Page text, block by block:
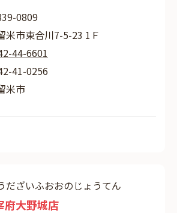
0809
米市東合川7-5-23 1Ｆ
44-6601
41-0256
米市
だざいふおおのじょうてん
府大野城店